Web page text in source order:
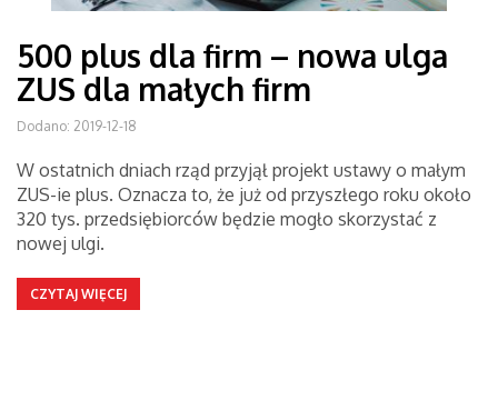
500 plus dla firm – nowa ulga
ZUS dla małych firm
Dodano: 2019-12-18
W ostatnich dniach rząd przyjął projekt ustawy o małym
ZUS-ie plus. Oznacza to, że już od przyszłego roku około
320 tys. przedsiębiorców będzie mogło skorzystać z
nowej ulgi.
CZYTAJ WIĘCEJ